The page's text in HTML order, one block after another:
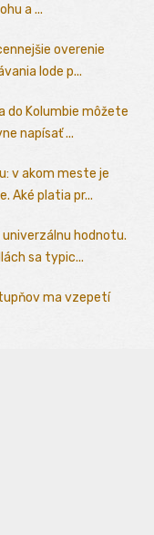
a ...
overenie
lode p...
do Kolumbie môžete
napísať ...
v akom meste je
Aké platia pr...
hodnotu.
sa typic...
ma vzepetí